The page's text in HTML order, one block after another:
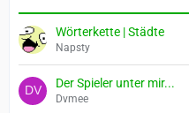
Wörterkette | Städte
Napsty
Der Spieler unter mir...
Dvmee